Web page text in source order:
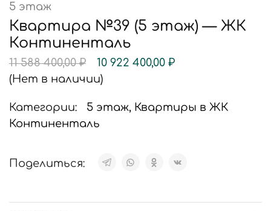
5 этаж
Квартира №39 (5 этаж) — ЖК
Континенталь
11 588 400,00₽ 10 922 400,00 ₽
(Нет в наличии)
Категории: 5 этаж, Квартиры в ЖК
Континенталь
Поделиться: